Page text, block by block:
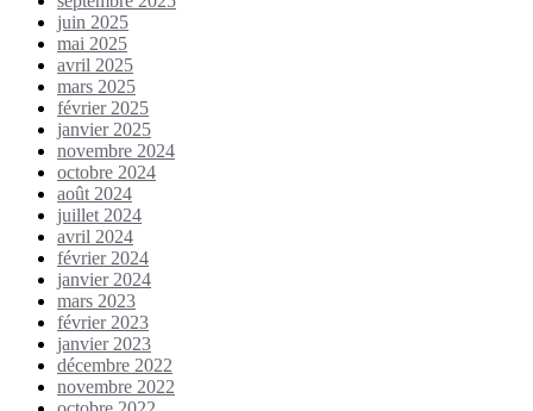
juin 2025
mai 2025
avril 2025
mars 2025
février 2025
janvier 2025
novembre 2024
octobre 2024
août 2024
juillet 2024
avril 2024
février 2024
janvier 2024
mars 2023
février 2023
janvier 2023
décembre 2022
novembre 2022